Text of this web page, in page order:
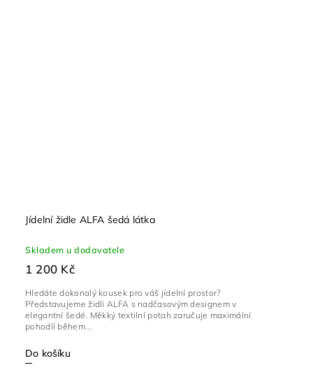
Jídelní židle ALFA šedá látka
Skladem u dodavatele
1 200 Kč
Do košíku
Hledáte dokonalý kousek pro váš jídelní prostor?
Představujeme židli ALFA s nadčasovým designem v
elegantní šedé. Měkký textilní potah zaručuje maximální
pohodlí během...